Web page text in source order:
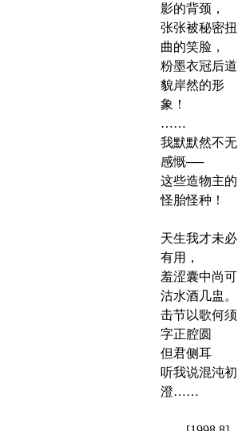
影的背颈，
张张被秘密扭
曲的笑脸，
粉墨衣冠后道
貌岸然的形
象！
……
我默默然不无
感慨──
这些造物主的
怪胎怪种！
天生我才未必
有用，
羞涩囊中尚可
沽水酒几盅。
击节以歌何须
字正腔圆
但君侧耳
听我说混沌初
澄……